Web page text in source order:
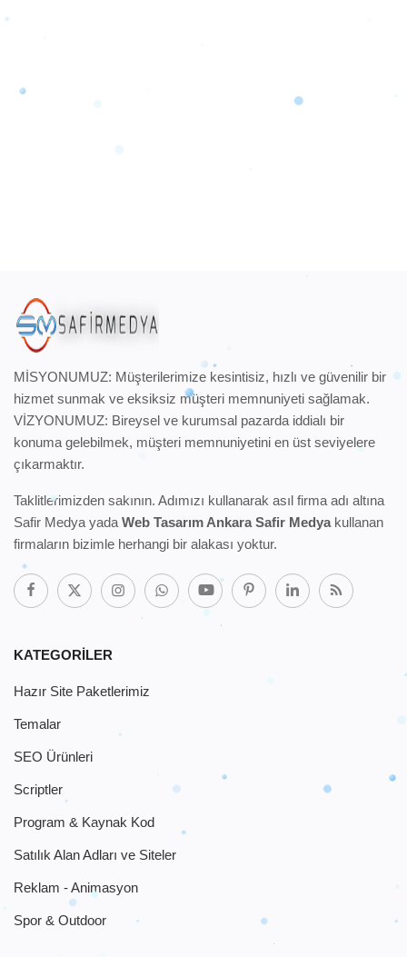
MİSYONUMUZ: Müşterilerimize kesintisiz, hızlı ve güvenilir bir
hizmet sunmak ve eksiksiz müşteri memnuniyeti sağlamak.
VİZYONUMUZ: Bireysel ve kurumsal pazarda iddialı bir
konuma gelebilmek, müşteri memnuniyetini en üst seviyelere
çıkarmaktır.
Taklitlerimizden sakının. Adımızı kullanarak asıl firma adı altına
Safir Medya yada Web Tasarım Ankara Safir Medyakullanan
firmaların bizimle herhangi bir alakası yoktur.
KATEGORILER
Hazır Site Paketlerimiz
Temalar
SEO Ürünleri
Scriptler
Program & Kaynak Kod
Satılık Alan Adları ve Siteler
Reklam - Animasyon
Spor & Outdoor